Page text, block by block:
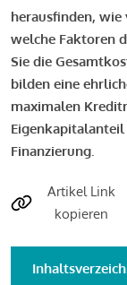
herausfinden,
welche Faktoren
Sie die
bilden eine
maximalen
Finanzierung.
Artikel Link
kopieren